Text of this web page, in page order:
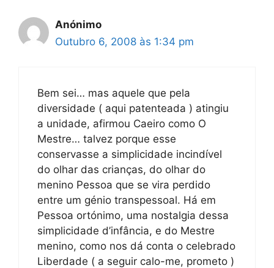
Anónimo
Outubro 6, 2008 às 1:34 pm
Bem sei… mas aquele que pela
diversidade ( aqui patenteada ) atingiu
a unidade, afirmou Caeiro como O
Mestre… talvez porque esse
conservasse a simplicidade incindível
do olhar das crianças, do olhar do
menino Pessoa que se vira perdido
entre um génio transpessoal. Há em
Pessoa ortónimo, uma nostalgia dessa
simplicidade d’infância, e do Mestre
menino, como nos dá conta o celebrado
Liberdade ( a seguir calo-me, prometo )